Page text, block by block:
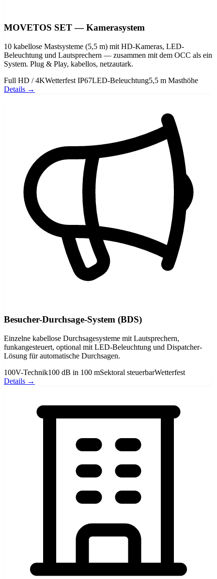
MOVETOS SET — Kamerasystem
10 kabellose Mastsysteme (5,5 m) mit HD-Kameras, LED-
Beleuchtung und Lautsprechern — zusammen mit dem OCC als ein
System. Plug & Play, kabellos, netzautark.
Full HD / 4KWetterfest IP67LED-Beleuchtung5,5 m Masthöhe
Details →
Besucher-Durchsage-System (BDS)
Einzelne kabellose Durchsagesysteme mit Lautsprechern,
funkangesteuert, optional mit LED-Beleuchtung und Dispatcher-
Lösung für automatische Durchsagen.
100V-Technik100 dB in 100 mSektoral steuerbarWetterfest
Details →